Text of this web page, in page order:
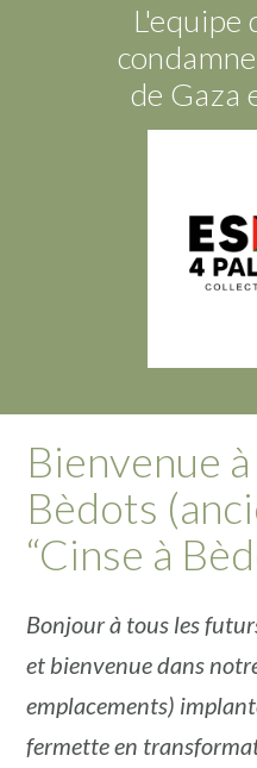
L'equipe
de Gaza
Bienvenue
Bèdots
“Cinse à
Bonjour à tous les
et bienvenue dans
emplacements)
fermette en